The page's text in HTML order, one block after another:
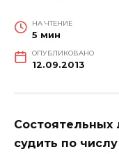
НА ЧТЕНИЕ
5 мин
ОПУБЛИКОВАНО
12.09.2013
Состоятельных
судить по